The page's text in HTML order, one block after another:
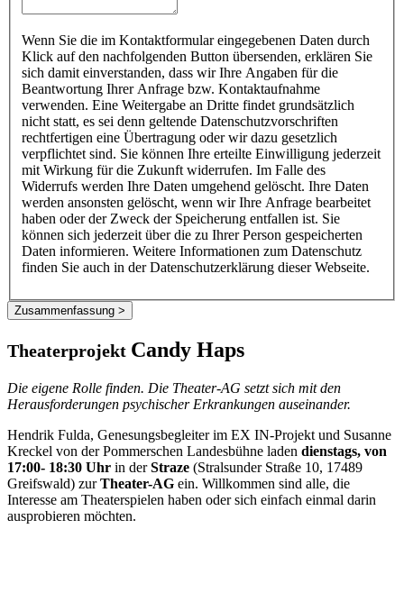
Wenn Sie die im Kontaktformular eingegebenen Daten durch
Klick auf den nachfolgenden Button übersenden, erklären Sie
sich damit einverstanden, dass wir Ihre Angaben für die
Beantwortung Ihrer Anfrage bzw. Kontaktaufnahme
verwenden. Eine Weitergabe an Dritte findet grundsätzlich
nicht statt, es sei denn geltende Datenschutzvorschriften
rechtfertigen eine Übertragung oder wir dazu gesetzlich
verpflichtet sind. Sie können Ihre erteilte Einwilligung jederzeit
mit Wirkung für die Zukunft widerrufen. Im Falle des
Widerrufs werden Ihre Daten umgehend gelöscht. Ihre Daten
werden ansonsten gelöscht, wenn wir Ihre Anfrage bearbeitet
haben oder der Zweck der Speicherung entfallen ist. Sie
können sich jederzeit über die zu Ihrer Person gespeicherten
Daten informieren. Weitere Informationen zum Datenschutz
finden Sie auch in der Datenschutzerklärung dieser Webseite.
Zusammenfassung >
Theaterprojekt Candy Haps
Die eigene Rolle finden. Die Theater-AG setzt sich mit den
Herausforderungen psychischer Erkrankungen auseinander.
Hendrik Fulda, Genesungsbegleiter im EX IN-Projekt und Susanne
Kreckel von der Pommerschen Landesbühne laden dienstags, von
17:00- 18:30 Uhr in derStraze (Stralsunder Straße 10, 17489
Greifswald) zurTheater-AG ein. Willkommen sind alle, die
Interesse am Theaterspielen haben oder sich einfach einmal darin
ausprobieren möchten.